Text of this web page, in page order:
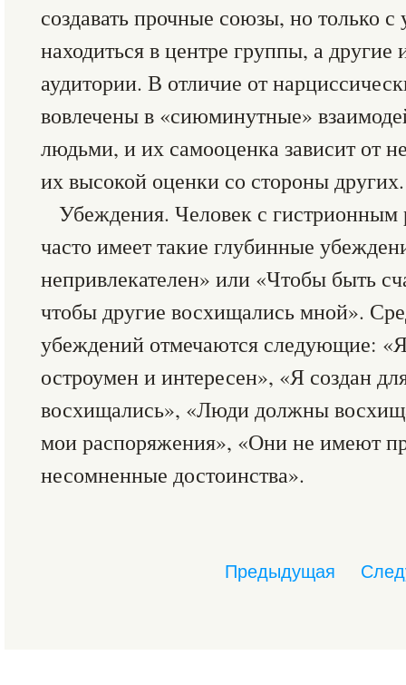
создавать прочные союзы, но только с
находиться в центре группы, а другие
аудитории. В отличие от
вовлечены в «сиюминутные»
людьми, и их самооценка зависит от
их высокой оценки со стороны других.
Убеждения. Человек с гистрионным
часто имеет такие глубинные
непривлекателен» или «Чтобы быть
чтобы другие восхищались мной».
убеждений отмечаются следующие:
остроумен и интересен», «Я создан
восхищались», «Люди должны
мои распоряжения», «Они не имеют
несомненные достоинства».
Предыдущая